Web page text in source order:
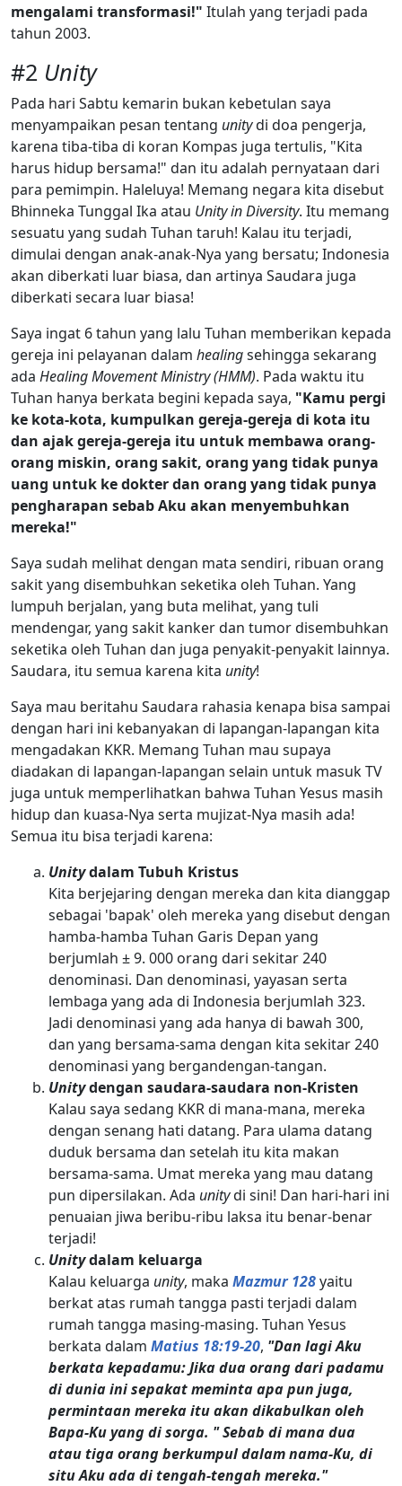
mengalami transformasi!" Itulah yang terjadi pada
tahun 2003.
#2 Unity
Pada hari Sabtu kemarin bukan kebetulan saya
menyampaikan pesan tentang unitydi doa pengerja,
karena tiba-tiba di koran Kompas juga tertulis, "Kita
harus hidup bersama!" dan itu adalah pernyataan dari
para pemimpin. Haleluya! Memang negara kita disebut
Bhinneka Tunggal Ika atau Unity in Diversity. Itu memang
sesuatu yang sudah Tuhan taruh! Kalau itu terjadi,
dimulai dengan anak-anak-Nya yang bersatu; Indonesia
akan diberkati luar biasa, dan artinya Saudara juga
diberkati secara luar biasa!
Saya ingat 6 tahun yang lalu Tuhan memberikan kepada
gereja ini pelayanan dalam healingsehingga sekarang
ada Healing Movement Ministry (HMM). Pada waktu itu
Tuhan hanya berkata begini kepada saya, "Kamu pergi
ke kota-kota, kumpulkan gereja-gereja di kota itu
dan ajak gereja-gereja itu untuk membawa orang-
orang miskin, orang sakit, orang yang tidak punya
uang untuk ke dokter dan orang yang tidak punya
pengharapan sebab Aku akan menyembuhkan
mereka!"
Saya sudah melihat dengan mata sendiri, ribuan orang
sakit yang disembuhkan seketika oleh Tuhan. Yang
lumpuh berjalan, yang buta melihat, yang tuli
mendengar, yang sakit kanker dan tumor disembuhkan
seketika oleh Tuhan dan juga penyakit-penyakit lainnya.
Saudara, itu semua karena kita unity!
Saya mau beritahu Saudara rahasia kenapa bisa sampai
dengan hari ini kebanyakan di lapangan-lapangan kita
mengadakan KKR. Memang Tuhan mau supaya
diadakan di lapangan-lapangan selain untuk masuk TV
juga untuk memperlihatkan bahwa Tuhan Yesus masih
hidup dan kuasa-Nya serta mujizat-Nya masih ada!
Semua itu bisa terjadi karena:
Unitydalam Tubuh Kristus
Kita berjejaring dengan mereka dan kita dianggap
sebagai 'bapak' oleh mereka yang disebut dengan
hamba-hamba Tuhan Garis Depan yang
berjumlah ± 9. 000 orang dari sekitar 240
denominasi. Dan denominasi, yayasan serta
lembaga yang ada di Indonesia berjumlah 323.
Jadi denominasi yang ada hanya di bawah 300,
dan yang bersama-sama dengan kita sekitar 240
denominasi yang bergandengan-tangan.
Unitydengan saudara-saudara non-Kristen
Kalau saya sedang KKR di mana-mana, mereka
dengan senang hati datang. Para ulama datang
duduk bersama dan setelah itu kita makan
bersama-sama. Umat mereka yang mau datang
pun dipersilakan. Ada unitydi sini! Dan hari-hari ini
penuaian jiwa beribu-ribu laksa itu benar-benar
terjadi!
Unitydalam keluarga
Kalau keluarga unity, maka Mazmur 128yaitu
berkat atas rumah tangga pasti terjadi dalam
rumah tangga masing-masing. Tuhan Yesus
berkata dalam Matius 18:19-20, "Dan lagi Aku
berkata kepadamu: Jika dua orang dari padamu
di dunia ini sepakat meminta apa pun juga,
permintaan mereka itu akan dikabulkan oleh
Bapa-Ku yang di sorga. " Sebab di mana dua
atau tiga orang berkumpul dalam nama-Ku, di
situ Aku ada di tengah-tengah mereka."